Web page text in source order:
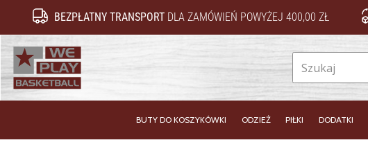
BEZPŁATNY TRANSPORT DLA ZAMÓWIEŃ POWYŻEJ 400,00 ZŁ
BUTY DO KOSZYKÓWKI ODZIEŻ PIŁKI DODATKI